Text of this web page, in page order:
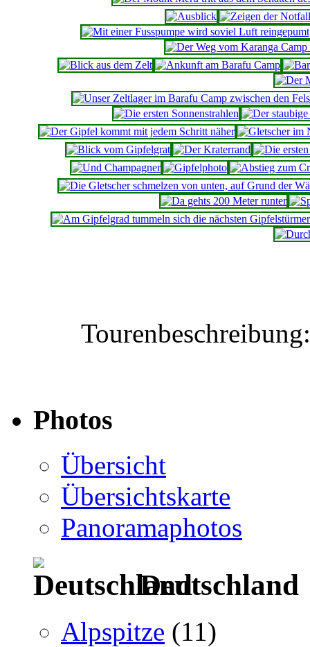
Photos
Übersicht
Übersichtskarte
Panoramaphotos
Deutschland
Alpspitze (11)